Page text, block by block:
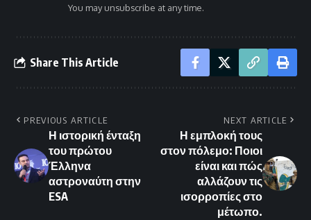
You may unsubscribe at any time.
Share This Article
PREVIOUS ARTICLE
Η ιστορική ένταξη
του πρώτου
Έλληνα
αστροναύτη στην
ESA
NEXT ARTICLE
Η εμπλοκή τους
στον πόλεμο: Ποιοι
είναι και πώς
αλλάζουν τις
ισορροπίες στο
μέτωπο.